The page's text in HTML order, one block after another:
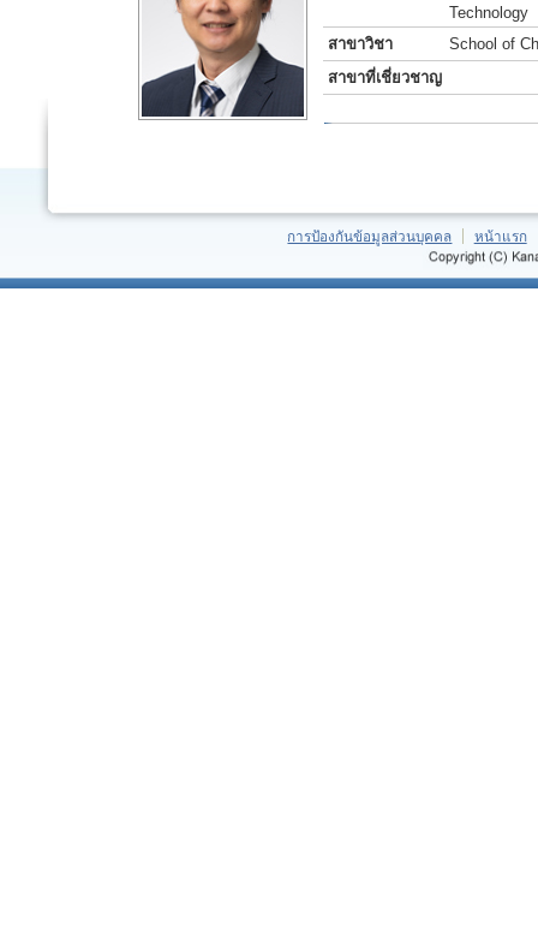
Technology
สาขาวิชา
School of
สาขาที่เชี่ยวชาญ
การป้องกันข้อมูลส่วนบุคคล หน้าแรก